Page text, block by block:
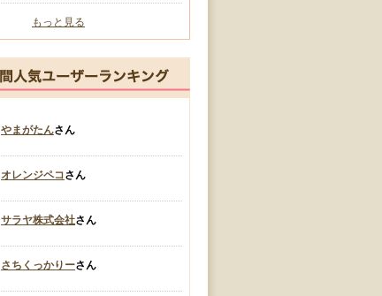
もっと見る
やまがたんさん
オレンジペコさん
サラヤ株式会社さん
さちくっかりーさん